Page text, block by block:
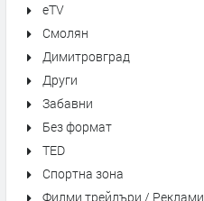
eTV
Смолян
Димитровград
Други
Забавни
Без формат
TED
Спортна зона
Филми трейлъри / Реклами